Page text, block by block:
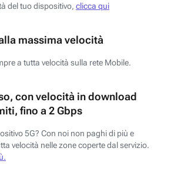
del tuo dispositivo, clicca qui
massima velocità
a tutta velocità sulla rete Mobile.
con velocità in download
fino a 2 Gbps
5G? Con noi non paghi di più e
velocità nelle zone coperte dal servizio.